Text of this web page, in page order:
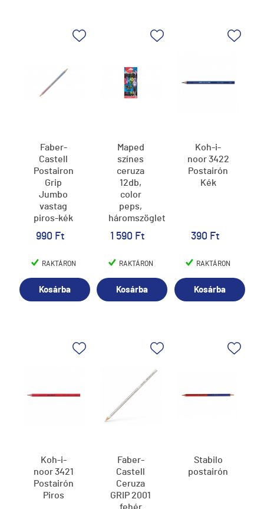
Faber-
Castell
Postairon
Grip
Jumbo
vastag
piros-kék
990 Ft
RAKTÁRON
Kosárba
Maped
színes
ceruza
12db,
color
peps,
háromszögletű,
Monster,
szörnymintás
1 590 Ft
RAKTÁRON
Kosárba
Koh-i-
noor 3422
Postairón
Kék
390 Ft
RAKTÁRON
Kosárba
Koh-i-
noor 3421
Postairón
Piros
Faber-
Castell
Ceruza
GRIP 2001
Stabilo
postairón